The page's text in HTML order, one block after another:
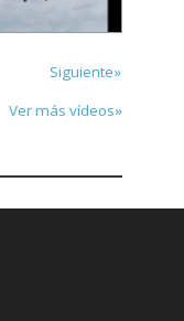
Siguiente»
Ver más vídeos»